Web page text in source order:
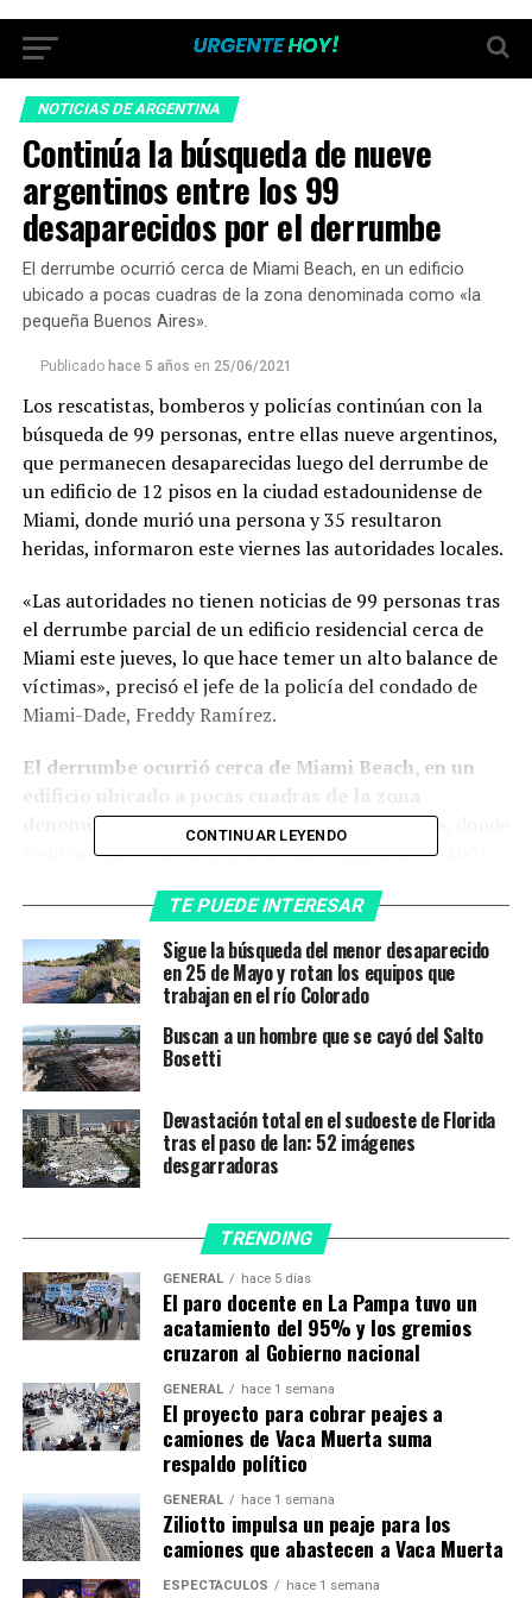
NOTICIAS DE ARGENTINA
Continúa la búsqueda de nueve
argentinos entre los 99
desaparecidos por el derrumbe
El derrumbe ocurrió cerca de Miami Beach, en un edificio
ubicado a pocas cuadras de la zona denominada como «la
pequeña Buenos Aires».
Publicado hace 5 años en 25/06/2021
Los rescatistas, bomberos y policías continúan con la
búsqueda de 99 personas, entre ellas nueve argentinos,
que permanecen desaparecidas luego del derrumbe de
un edificio de 12 pisos en la ciudad estadounidense de
Miami, donde murió una persona y 35 resultaron
heridas, informaron este viernes las autoridades locales.
«Las autoridades no tienen noticias de 99 personas tras
el derrumbe parcial de un edificio residencial cerca de
Miami este jueves, lo que hace temer un alto balance de
víctimas», precisó el jefe de la policía del condado de
Miami-Dade, Freddy Ramírez.
El derrumbe ocurrió cerca de Miami Beach, en un
denominada como «la pequeña Buenos Aires»
residen numerosos argentinos que emigraron en 2001.
en calle 88 y Avenida Collins, en Surfside.
Los operativos de búsqueda y rescate
«Las autoridades no tienen noticias de 99 personas tras
el derrumbe parcial de un edificio residencial cerca de
Miami este jueves, lo que hace temer un alto balance de
víctimas», dijo el jefe de la policía del condado de
Miami-Dade, Freddy Ramírez.
Hay cuatro argentinos desaparecidos por el derrumbe de
Daniella Levine Cava, alcaldesa de ese condado, dijo
que102 personas fueron localizadas de las que
vivían en el condominio derrumbado en las afueras
En tanto, la comisionada Sally Heyman, agregó
queunos 14 sobrevivientes fueron rescatados de
CONTINUAR LEYENDO
TE PUEDE INTERESAR
Sigue la búsqueda del menor desaparecido
en 25 de Mayo y rotan los equipos que
trabajan en el río Colorado
Buscan a un hombre que se cayó del Salto
Bosetti
Devastación total en el sudoeste de Florida
tras el paso de Ian: 52 imágenes
desgarradoras
TRENDING
GENERAL hace 5 días
El paro docente en La Pampa tuvo un
acatamiento del 95% y los gremios
cruzaron al Gobierno nacional
GENERAL hace 1 semana
El proyecto para cobrar peajes a
camiones de Vaca Muerta suma
respaldo político
GENERAL hace 1 semana
Ziliotto impulsa un peaje para los
camiones que abastecen a Vaca Muerta
ESPECTÁCULOS hace 1 semana